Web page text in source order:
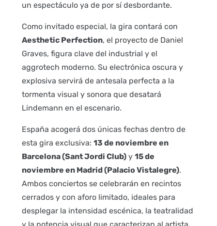
un espectáculo ya de por sí desbordante.
Como invitado especial, la gira contará con
Aesthetic Perfection, el proyecto de Daniel
Graves, figura clave del industrial y el
aggrotech moderno. Su electrónica oscura y
explosiva servirá de antesala perfecta a la
tormenta visual y sonora que desatará
Lindemann en el escenario.
España acogerá dos únicas fechas dentro de
esta gira exclusiva: 13 de noviembre en
Barcelona (Sant Jordi Club)y 15 de
noviembre en Madrid (Palacio Vistalegre).
Ambos conciertos se celebrarán en recintos
cerrados y con aforo limitado, ideales para
desplegar la intensidad escénica, la teatralidad